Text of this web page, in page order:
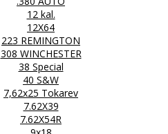
12 kal.
12X64
223 REMINGTON
308 WINCHESTER
38 Special
40 S&W
7,62x25 Tokarev
7.62X39
7.62X54R